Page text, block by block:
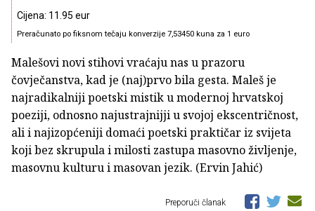
Cijena: 11.95 eur
Preračunato po fiksnom tečaju konverzije 7,53450 kuna za 1 euro
Malešovi novi stihovi vraćaju nas u prazoru
čovječanstva, kad je (naj)prvo bila gesta. Maleš je
najradikalniji poetski mistik u modernoj hrvatskoj
poeziji, odnosno najustrajnijji u svojoj ekscentričnost,
ali i najizopćeniji domaći poetski praktičar iz svijeta
koji bez skrupula i milosti zastupa masovno življenje,
masovnu kulturu i masovan jezik. (Ervin Jahić)
Preporuči članak